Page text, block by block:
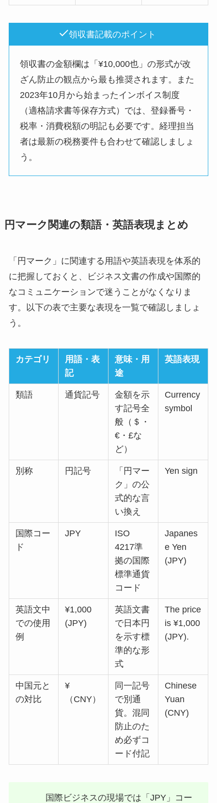
領収書記載のポイント
領収書の金額欄は「¥10,000也」の形式が改
ざん防止の観点から最も推奨されます。また
2023年10月から始まったインボイス制度
（適格請求書等保存方式）では、登録番号・
税率・消費税額の明記も必要です。経理担当
者は最新の税務要件も合わせて確認しましょ
う。
円マーク関連の類語・英語表現まとめ
「円マーク」に関連する用語や英語表現を体系的
に把握しておくと、ビジネス文書の作成や国際的
なコミュニケーションで迷うことがなくなりま
す。以下の表で主要な表現を一覧で確認しましょ
う。
カテゴリ
用語・表
記
意味・用
途
英語表現
類語 通貨記号
金額を示
す記号全
般（＄・
€・£な
ど）
Currency
symbol
別称 円記号
「円マー
ク」の公
式的な言
い換え
Yen sign
国際コー
ド
JPY
ISO
4217準
拠の国際
標準通貨
コード
Japanes
e Yen
(JPY)
英語文中
での使用
例
¥1,000
(JPY)
英語文書
で日本円
を示す標
準的な形
式
The price
is ¥1,000
(JPY).
中国元と
の対比
¥
（CNY）
同一記号
で別通
貨。混同
防止のた
め必ずコ
ード付記
Chinese
Yuan
(CNY)
国際ビジネスの現場では「JPY」コー